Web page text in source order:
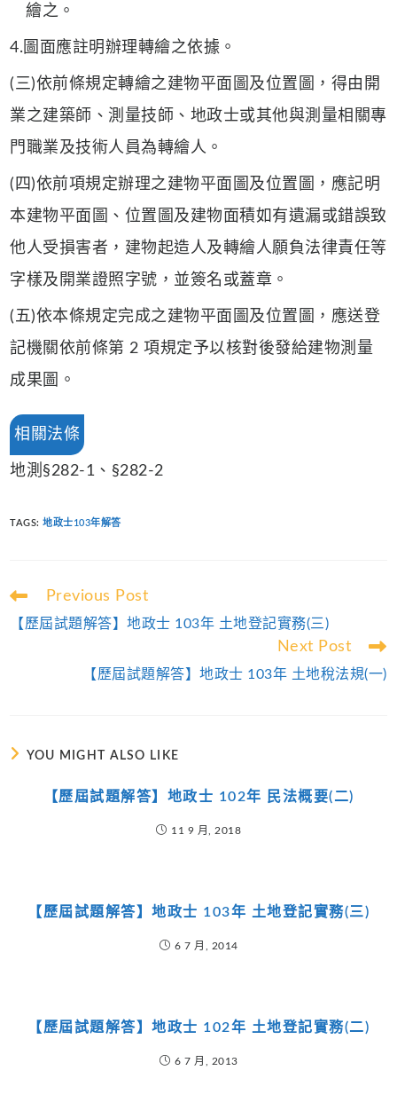
繪之。
4.圖面應註明辦理轉繪之依據。
(三)依前條規定轉繪之建物平面圖及位置圖，得由開
業之建築師、測量技師、地政士或其他與測量相關專
門職業及技術人員為轉繪人。
(四)依前項規定辦理之建物平面圖及位置圖，應記明
本建物平面圖、位置圖及建物面積如有遺漏或錯誤致
他人受損害者，建物起造人及轉繪人願負法律責任等
字樣及開業證照字號，並簽名或蓋章。
(五)依本條規定完成之建物平面圖及位置圖，應送登
記機關依前條第 2 項規定予以核對後發給建物測量
成果圖。
相關法條
地測§282-1、§282-2
TAGS:地政士103年解答
Read
articles
Previous Post
【歷屆試題解答】地政士 103年 土地登記實務(三)
Next Post
【歷屆試題解答】地政士 103年 土地稅法規(一)
YOU MIGHT ALSO LIKE
【歷屆試題解答】地政士 102年 民法概要(二)
11 9 月, 2018
【歷屆試題解答】地政士 103年 土地登記實務(三)
6 7 月, 2014
【歷屆試題解答】地政士 102年 土地登記實務(二)
6 7 月, 2013